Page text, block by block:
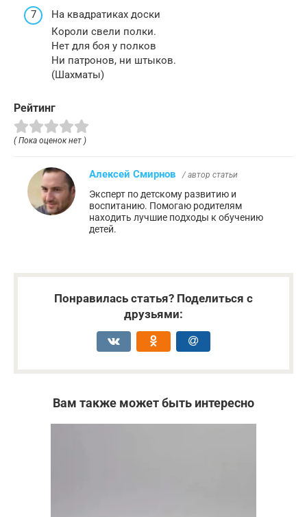
На квадратиках доски
Короли свели полки.
Нет для боя у полков
Ни патронов, ни штыков.
(Шахматы)
Рейтинг
( Пока оценок нет )
Алексей Смирнов / автор статьи
Эксперт по детскому развитию и
воспитанию. Помогаю родителям
находить лучшие подходы к обучению
детей.
Понравилась статья? Поделиться с
друзьями:
Вам также может быть интересно